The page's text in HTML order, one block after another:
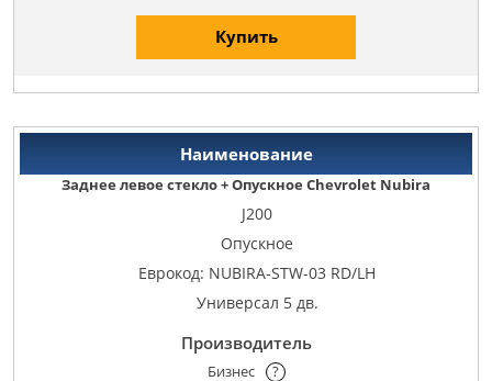
Купить
Заднее левое стекло + Опускное Chevrolet Nubira
J200
Опускное
Еврокод: NUBIRA-STW-03 RD/LH
Универсал 5 дв.
Бизнес ?